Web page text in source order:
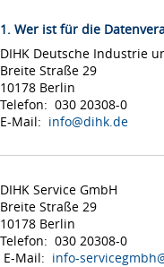
1. Wer ist für die
DIHK Deutsche Industrie
Breite Straße 29
10178 Berlin
Telefon: 030 20308-
E-Mail: info@dihk.de
DIHK Service GmbH
Breite Straße 29
10178 Berlin
Telefon: 030 20308-0
E-Mail: info-